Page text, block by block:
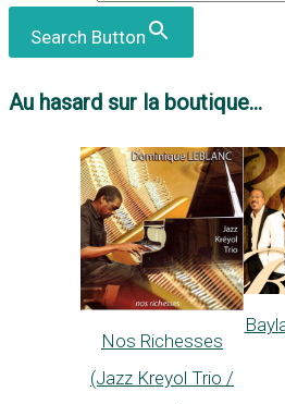
Search Button
Au hasard sur la boutique...
Nos Richesses
(Jazz Kreyol Trio /